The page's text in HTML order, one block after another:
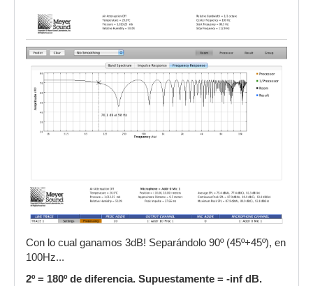
Con lo cual ganamos 3dB! Separándolo 90º (45º+45º), en
100Hz...
2º = 180º de diferencia. Supuestamente = -inf dB.